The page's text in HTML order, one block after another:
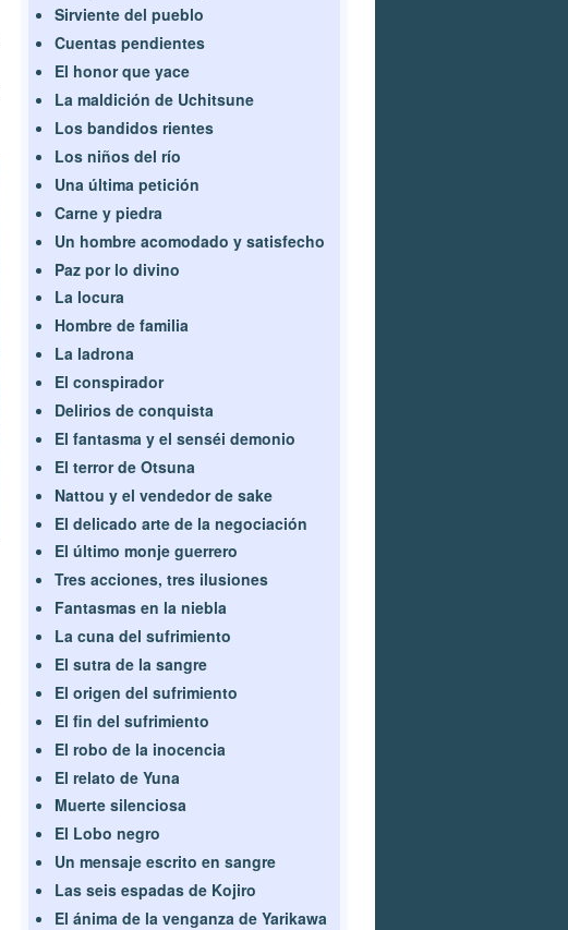
Sirviente del pueblo
Cuentas pendientes
El honor que yace
La maldición de Uchitsune
Los bandidos rientes
Los niños del río
Una última petición
Carne y piedra
Un hombre acomodado y satisfecho
Paz por lo divino
La locura
Hombre de familia
La ladrona
El conspirador
Delirios de conquista
El fantasma y el senséi demonio
El terror de Otsuna
Nattou y el vendedor de sake
El delicado arte de la negociación
El último monje guerrero
Tres acciones, tres ilusiones
Fantasmas en la niebla
La cuna del sufrimiento
El sutra de la sangre
El origen del sufrimiento
El fin del sufrimiento
El robo de la inocencia
El relato de Yuna
Muerte silenciosa
El Lobo negro
Un mensaje escrito en sangre
Las seis espadas de Kojiro
El ánima de la venganza de Yarikawa